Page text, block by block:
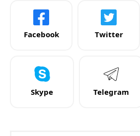
Facebook Twitter
Skype Telegram